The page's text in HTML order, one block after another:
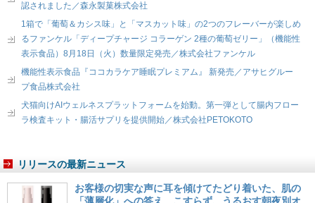
認されました／森永製菓株式会社
1箱で「葡萄＆カシス味」と「マスカット味」の2つのフレーバーが楽しめ
るファンケル「ディープチャージ コラーゲン 2種の葡萄ゼリー」（機能性
表示食品）8月18日（火）数量限定発売／株式会社ファンケル
機能性表示食品『ココカラケア睡眠プレミアム』 新発売／アサヒグルー
プ食品株式会社
犬猫向けAIウェルネスプラットフォームを始動。第一弾として腸内フロー
ラ検査キット・腸活サプリを提供開始／株式会社PETOKOTO
リリースの最新ニュース
お客様の切実な声に耳を傾けてたどり着いた、肌の